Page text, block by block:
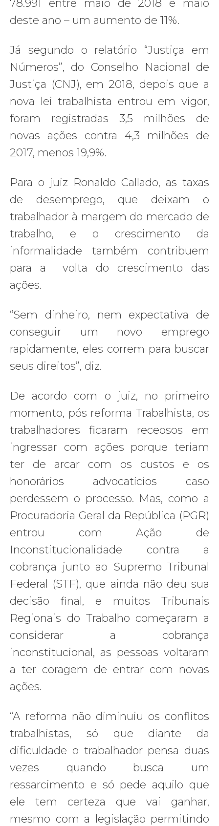
78.991 entre maio de 2018 e maio
deste ano – um aumento de 11%.
Já segundo o relatório “Justiça em
Números”, do Conselho Nacional de
Justiça (CNJ), em 2018, depois que a
nova lei trabalhista entrou em vigor,
foram registradas 3,5 milhões de
novas ações contra 4,3 milhões de
2017, menos 19,9%.
Para o juiz Ronaldo Callado, as taxas
de desemprego, que deixam o
trabalhador à margem do mercado de
trabalho, e o crescimento da
informalidade também contribuem
para a volta do crescimento das
ações.
“Sem dinheiro, nem expectativa de
conseguir um novo emprego
rapidamente, eles correm para buscar
seus direitos”, diz.
De acordo com o juiz, no primeiro
momento, pós reforma Trabalhista, os
trabalhadores ficaram receosos em
ingressar com ações porque teriam
ter de arcar com os custos e os
honorários advocatícios caso
perdessem o processo. Mas, como a
Procuradoria Geral da República (PGR)
entrou com Ação de
Inconstitucionalidade contra a
cobrança junto ao Supremo Tribunal
Federal (STF), que ainda não deu sua
decisão final, e muitos Tribunais
Regionais do Trabalho começaram a
considerar a cobrança
inconstitucional, as pessoas voltaram
a ter coragem de entrar com novas
ações.
“A reforma não diminuiu os conflitos
trabalhistas, só que diante da
dificuldade o trabalhador pensa duas
vezes quando busca um
ressarcimento e só pede aquilo que
ele tem certeza que vai ganhar,
mesmo com a legislação permitindo